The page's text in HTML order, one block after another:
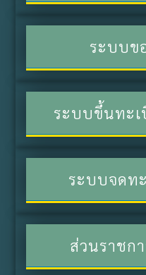
ระบบข
ระบบขึ้นทะ
ระบบจดท
ส่วนราชก